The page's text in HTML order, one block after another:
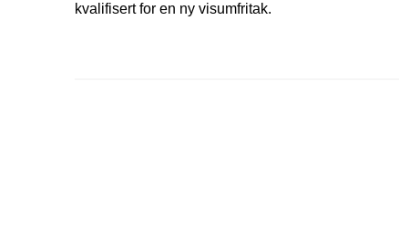
kvalifisert for en ny visumfritak.